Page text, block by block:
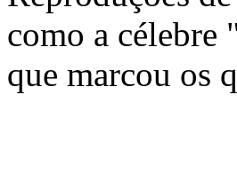
como a célebre
que marcou os